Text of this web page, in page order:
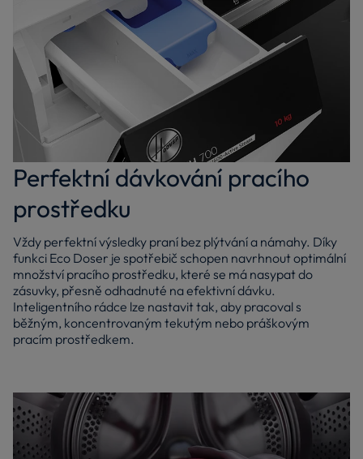
Perfektní dávkování pracího
prostředku
Vždy perfektní výsledky praní bez plýtvání a námahy. Díky
funkci Eco Doser je spotřebič schopen navrhnout optimální
množství pracího prostředku, které se má nasypat do
zásuvky, přesně odhadnuté na efektivní dávku.
Inteligentního rádce lze nastavit tak, aby pracoval s
běžným, koncentrovaným tekutým nebo práškovým
pracím prostředkem.